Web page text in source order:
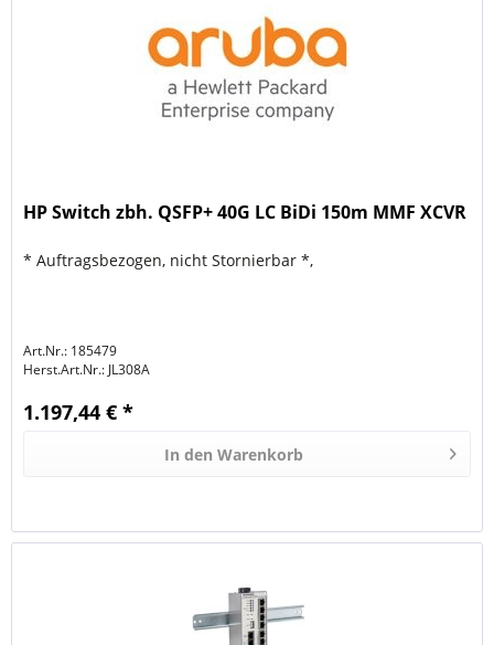
HP Switch zbh. QSFP+ 40G LC BiDi 150m MMF XCVR
* Auftragsbezogen, nicht Stornierbar *,
Art.Nr.: 185479
Herst.Art.Nr.: JL308A
1.197,44 € *
In den Warenkorb